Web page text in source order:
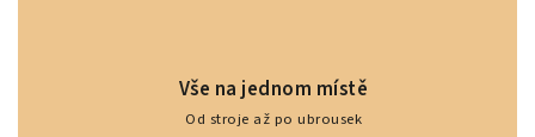
Vše na jednom místě
Od stroje až po ubrousek